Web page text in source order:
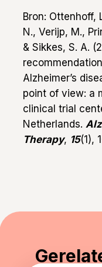
Bron: Ottenhoff,
N., Verijp, M.,
& Sikkes, S. A.
Alzheimer’s
point of view: a
clinical trial
Netherlands.
Therapy, 15(1),